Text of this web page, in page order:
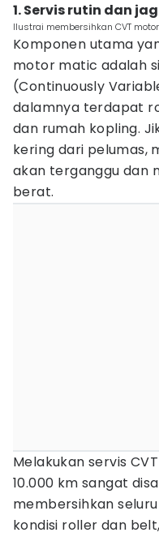
1. Servis rutin dan
Ilustrai membersihkan CVT
Komponen utama
motor matic adalah
(Continuously
dalamnya terdapat
dan rumah kopling.
kering dari pelumas,
akan terganggu dan
berat.
Melakukan servis
10.000 km sangat
membersihkan
kondisi roller dan